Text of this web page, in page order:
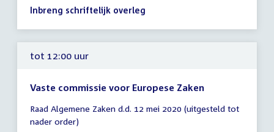
tot
uur
Inbreng schriftelijk overleg
tot 12:00 uur
Vaste commissie voor Europese Zaken
vergadering
tot
Raad Algemene Zaken d.d. 12 mei 2020 (uitgesteld tot
nader order)